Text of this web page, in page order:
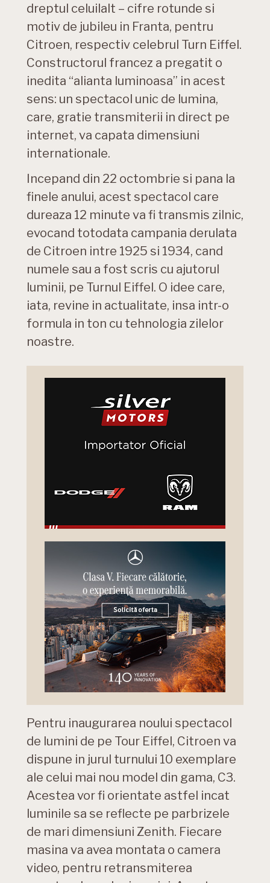
dreptul celuilalt – cifre rotunde si
motiv de jubileu in Franta, pentru
Citroen, respectiv celebrul Turn Eiffel.
Constructorul francez a pregatit o
inedita “alianta luminoasa” in acest
sens: un spectacol unic de lumina,
care, gratie transmiterii in direct pe
internet, va capata dimensiuni
internationale.
Incepand din 22 octombrie si pana la
finele anului, acest spectacol care
dureaza 12 minute va fi transmis zilnic,
evocand totodata campania derulata
de Citroen intre 1925 si 1934, cand
numele sau a fost scris cu ajutorul
luminii, pe Turnul Eiffel. O idee care,
iata, revine in actualitate, insa intr-o
formula in ton cu tehnologia zilelor
noastre.
Pentru inaugurarea noului spectacol
de lumini de pe Tour Eiffel, Citroen va
dispune in jurul turnului 10 exemplare
ale celui mai nou model din gama, C3.
Acestea vor fi orientate astfel incat
luminile sa se reflecte pe parbrizele
de mari dimensiuni Zenith. Fiecare
masina va avea montata o camera
video, pentru retransmiterea